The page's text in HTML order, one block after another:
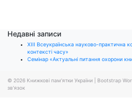
Недавні записи
ХІІІ Всеукраїнська науково-практична
контексті часу»
Семінар «Актуальні питання охорони
© 2026 Книжкові пам'ятки України Bootstrap
зв'язок